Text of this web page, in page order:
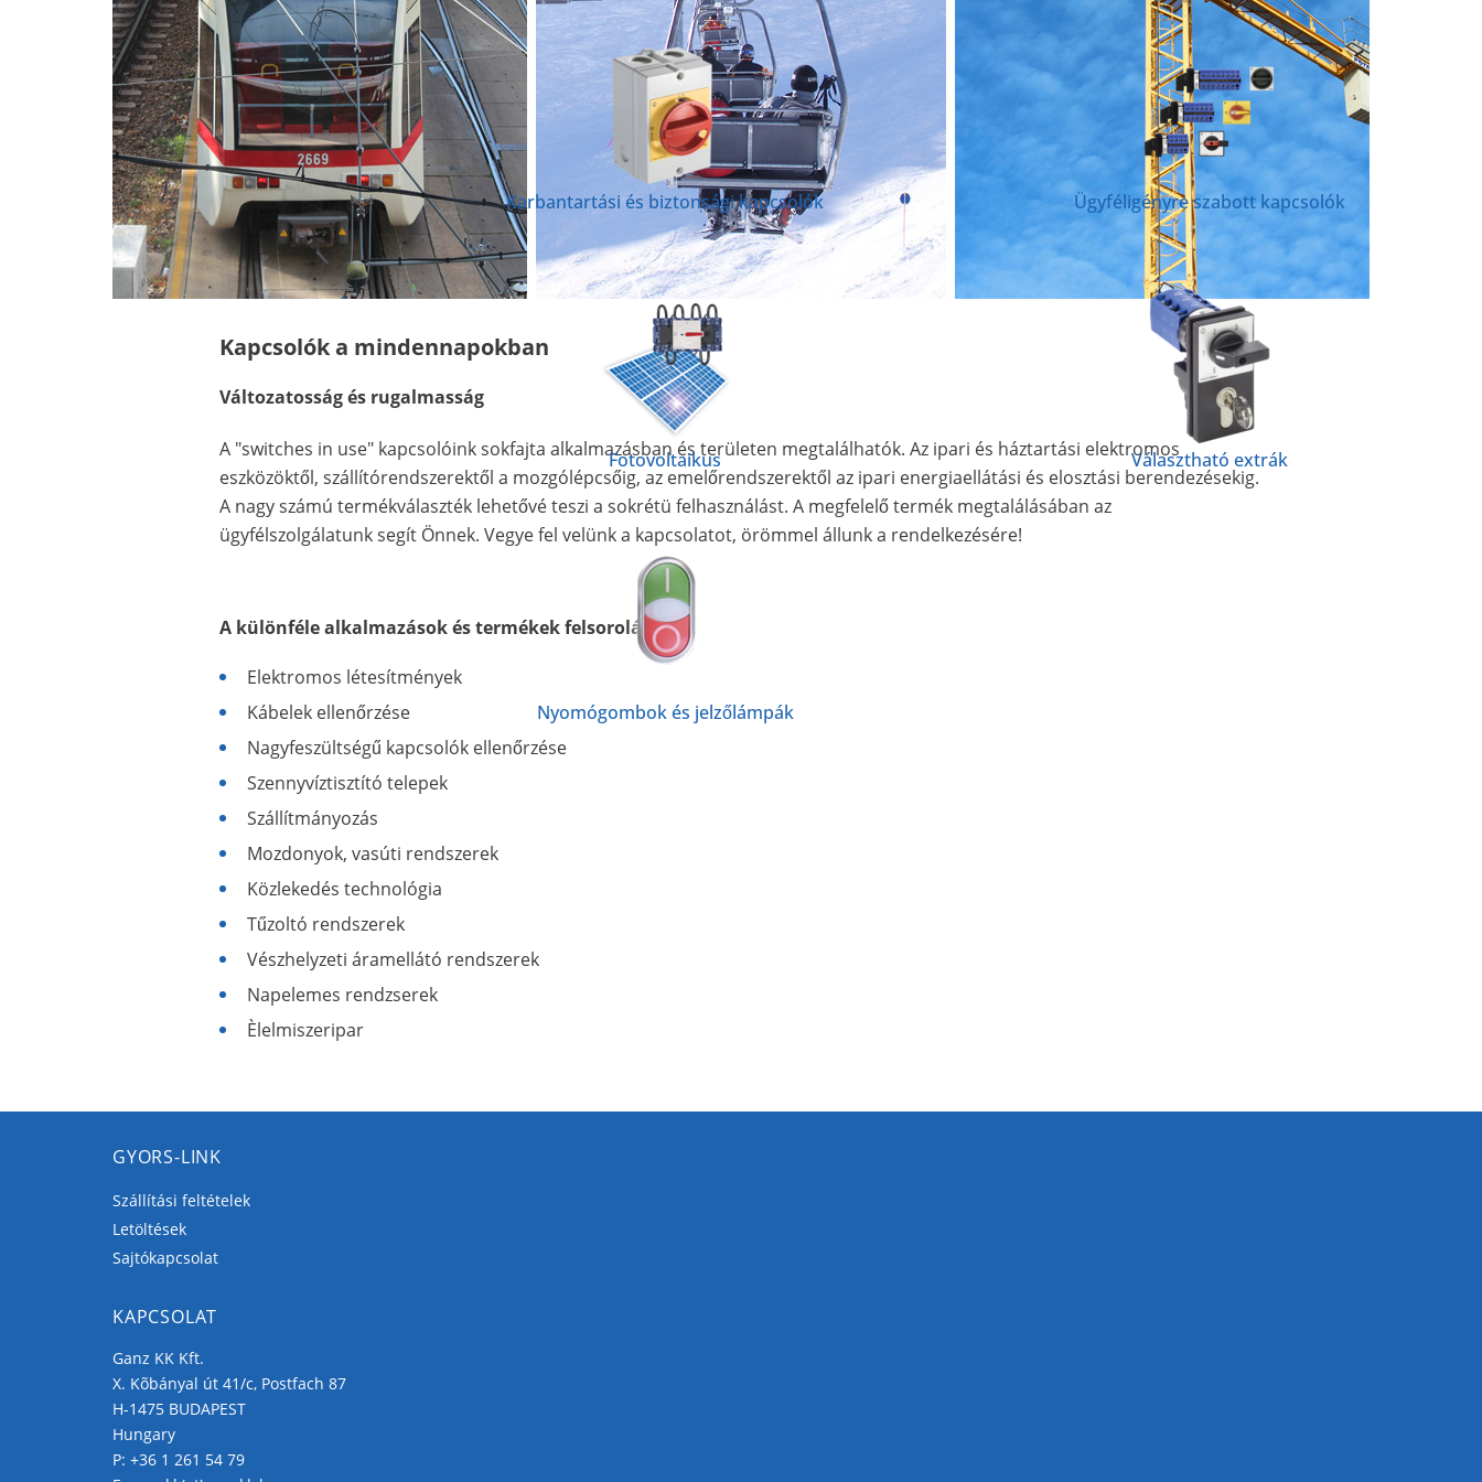
Karbantartási és biztonsági kapcsolók Ügyféligényre szabott kapcsolók
Fotovoltaikus Választható extrák
Nyomógombok és jelzőlámpák
Kapcsolók a mindennapokban
Változatosság és rugalmasság
A "switches in use" kapcsolóink sokfajta alkalmazásban és területen megtalálhatók. Az ipari és háztartási elektromos
eszközöktől, szállítórendszerektől a mozgólépcsőig, az emelőrendszerektől az ipari energiaellátási és elosztási berendezésekig.
A nagy számú termékválaszték lehetővé teszi a sokrétü felhasználást. A megfelelő termék megtalálásában az
ügyfélszolgálatunk segít Önnek. Vegye fel velünk a kapcsolatot, örömmel állunk a rendelkezésére!
A különféle alkalmazások és termékek felsorolása:
Elektromos létesítmények
Kábelek ellenőrzése
Nagyfeszültségű kapcsolók ellenőrzése
Szennyvíztisztító telepek
Szállítmányozás
Mozdonyok, vasúti rendszerek
Közlekedés technológia
Tűzoltó rendszerek
Vészhelyzeti áramellátó rendszerek
Napelemes rendzserek
Èlelmiszeripar
GYORS-LINK
Szállítási feltételek
Letöltések
Sajtókapcsolat
KAPCSOLAT
Ganz KK Kft.
X. Kõbányal út 41/c, Postfach 87
H-1475 BUDAPEST
Hungary
P: +36 1 261 54 79